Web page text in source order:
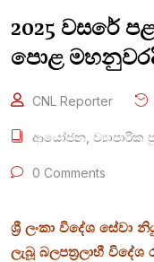
2025 වසරේ
පොළ
CNL Reporter
ආයෝජන ව්‍යාපාරික
0 Comments
ශ්‍රී ලංකා විදේශ සේවා
ලැබූ බලපත්‍රලාභී